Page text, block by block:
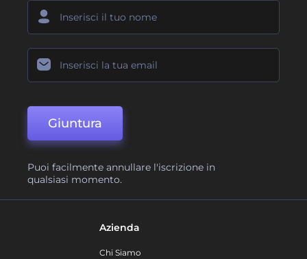
Giuntura
Puoi facilmente annullare l'iscrizione in
qualsiasi momento.
Azienda
Chi Siamo